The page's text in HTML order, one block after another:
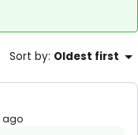
Sort by: Oldest first
ago